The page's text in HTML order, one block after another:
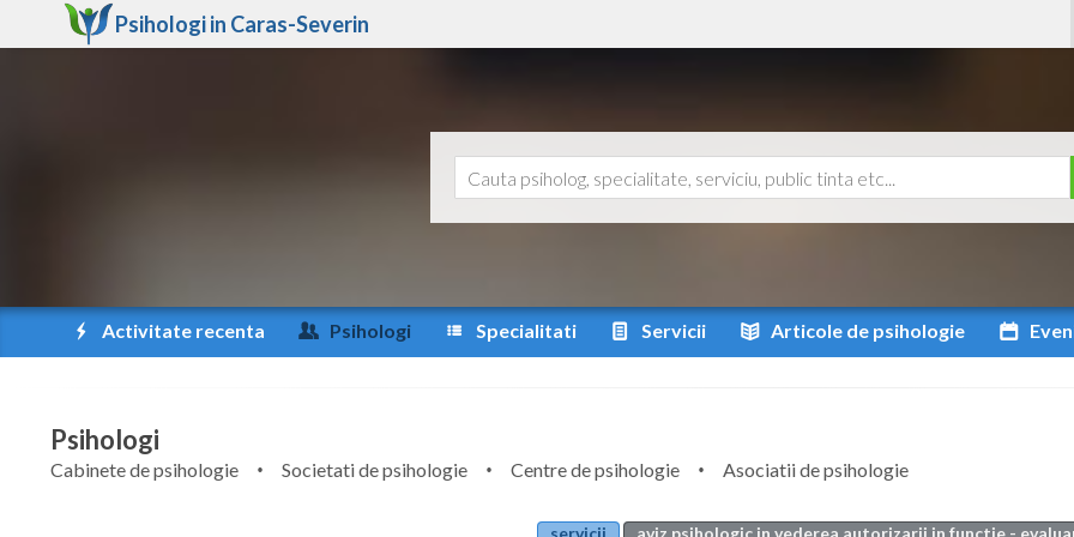
Psihologi in Caras-Severin
Activitate recenta Psihologi Specialitati Servicii Articole de psihologie
Psihologi
Cabinete de psihologie Societati de psihologie Centre de psihologie
Asociatii de psihologie
servicii
aviz psihologic in vederea autorizarii in functie -